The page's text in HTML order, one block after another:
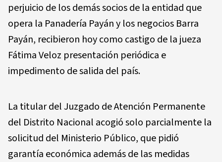
perjuicio de los demás socios de la entidad que
opera la Panadería Payán y los negocios Barra
Payán, recibieron hoy como castigo de la jueza
Fátima Veloz presentación periódica e
impedimento de salida del país.
La titular del Juzgado de Atención Permanente
del Distrito Nacional acogió solo parcialmente la
solicitud del Ministerio Público, que pidió
garantía económica además de las medidas